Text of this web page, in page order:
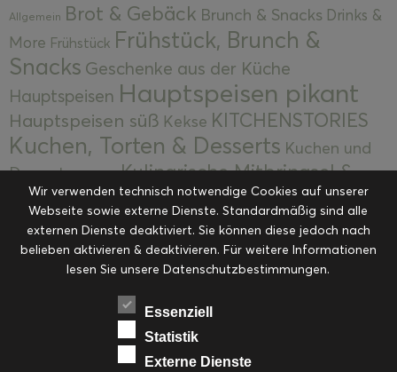
Allgemein Brot & Gebäck Brunch & Snacks Drinks &
More Frühstück Frühstück, Brunch &
Snacks Geschenke aus der Küche
Hauptspeisen Hauptspeisen pikant
Hauptspeisen süß Kekse KITCHENSTORIES
Kuchen, Torten & Desserts Kuchen und
Desserts
Kulinarische Mitbringsel &
Eingemachtes Ohne Kategorie Ostern Resteküche
RezepteSaisonalSliderStartseite
Suppen, Salate & Vorspeisen Vorspeisen &
Vorspeisen, Salate & Suppen
Weihnachten Workshops & Events
Wir verwenden technisch notwendige Cookies auf unserer
Webseite sowie externe Dienste. Standardmäßig sind alle
externen Dienste deaktiviert. Sie können diese jedoch nach
belieben aktivieren & deaktivieren. Für weitere Informationen
lesen Sie unsere Datenschutzbestimmungen.
Essenziell
Statistik
Externe Dienste